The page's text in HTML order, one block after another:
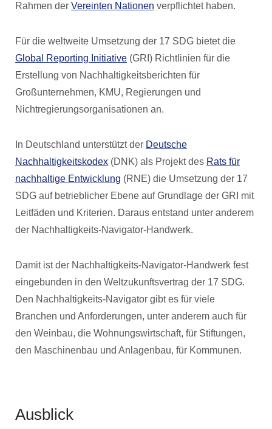
Rahmen der Vereinten Nationen verpflichtet haben.
Für die weltweite Umsetzung der 17 SDG bietet die
Global Reporting Initiative (GRI) Richtlinien für die
Erstellung von Nachhaltigkeitsberichten für
Großunternehmen, KMU, Regierungen und
Nichtregierungsorganisationen an.
In Deutschland unterstützt der Deutsche
Nachhaltigkeitskodex (DNK) als Projekt des Rats für
nachhaltige Entwicklung (RNE) die Umsetzung der 17
SDG auf betrieblicher Ebene auf Grundlage der GRI mit
Leitfäden und Kriterien. Daraus entstand unter anderem
der Nachhaltigkeits-Navigator-Handwerk.
Damit ist der Nachhaltigkeits-Navigator-Handwerk fest
eingebunden in den Weltzukunftsvertrag der 17 SDG.
Den Nachhaltigkeits-Navigator gibt es für viele
Branchen und Anforderungen, unter anderem auch für
den Weinbau, die Wohnungswirtschaft, für Stiftungen,
den Maschinenbau und Anlagenbau, für Kommunen.
Ausblick